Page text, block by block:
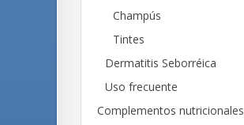
Champús
Tintes
Dermatitis Seborréica
Uso frecuente
Complementos nutricionales